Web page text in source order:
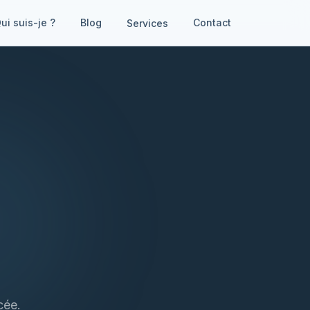
suis-je ? Blog Services Contact